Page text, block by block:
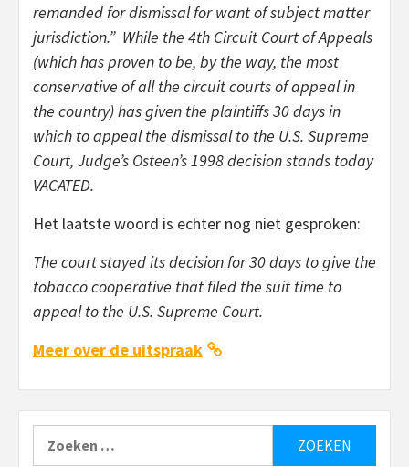
remanded for dismissal for want of subject matter
jurisdiction.” While the 4th Circuit Court of Appeals
(which has proven to be, by the way, the most
conservative of all the circuit courts of appeal in
the country) has given the plaintiffs 30 days in
which to appeal the dismissal to the U.S. Supreme
Court, Judge’s Osteen’s 1998 decision stands today
VACATED.
Het laatste woord is echter nog niet gesproken:
The court stayed its decision for 30 days to give the
tobacco cooperative that filed the suit time to
appeal to the U.S. Supreme Court.
Meer over de uitspraak
naar: